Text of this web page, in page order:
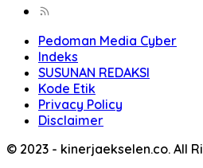
Pedoman Media Cyber
Indeks
SUSUNAN REDAKSI
Kode Etik
Privacy Policy
Disclaimer
© 2023 - kinerjaekselen.co. All